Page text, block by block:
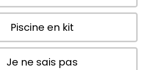
Piscine en kit
Je ne sais pas